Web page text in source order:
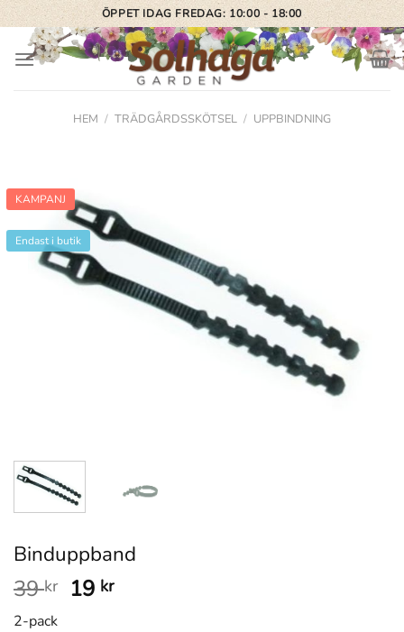
Skip
to
content
ÖPPET IDAG FREDAG: 10:00 - 18:00
HEM / TRÄDGÅRDSSKÖTSEL / UPPBINDNING
KAMPANJ
Endast i butik
Binduppband
39kr Det
19 krDet
2-pack